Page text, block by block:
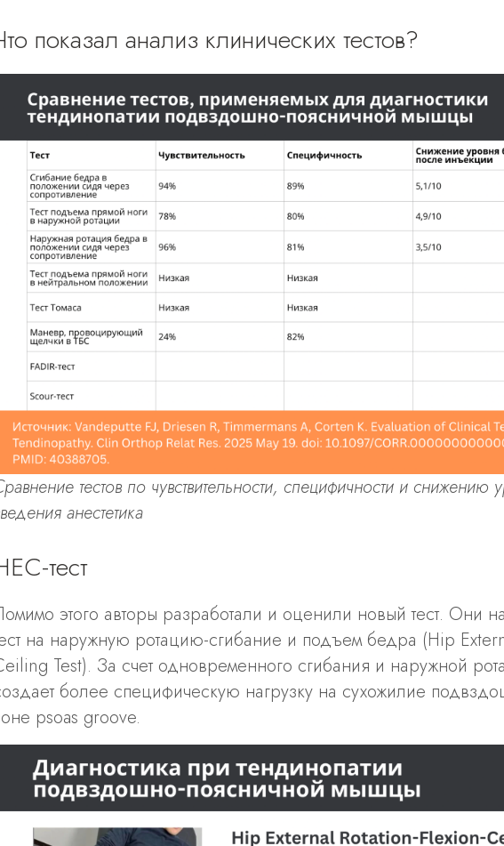
показал анализ клинических тестов?
тестов по чувствительности, специфичности и
анестетика
тест
этого авторы разработали и оценили новый тест. Они
на наружную ротацию-сгибание и подъем бедра (Hip
Test). За счет одновременного сгибания и наружной
более специфическую нагрузку на сухожилие
psoas groove.